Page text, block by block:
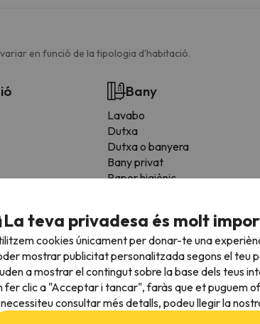
en funció de la tipologia d'habitació.
Bany
Lavabo
Dutxa
Dutxa o banyera
Bany privat
Paper higiènic
La teva privadesa és molt
cookies únicament per donar-te una
mostrar publicitat personalitzada segons el teu
a mostrar el contingut sobre la base dels teus
fer clic a "Acceptar i tancar", faràs que et puguem
necessiteu consultar més detalls, podeu llegir la